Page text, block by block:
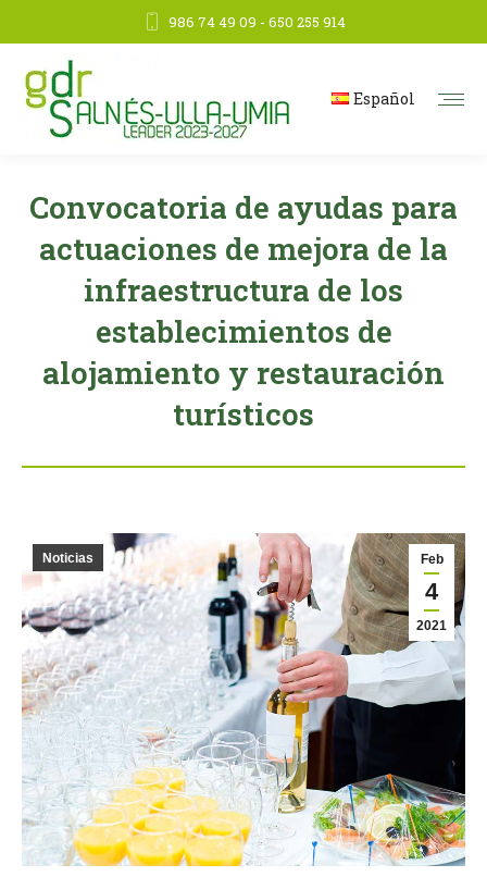
986 74 49 09 - 650 255 914
Español
Convocatoria de ayudas para
actuaciones de mejora de la
infraestructura de los
establecimientos de
alojamiento y restauración
turísticos
Feb
4
2021
Noticias